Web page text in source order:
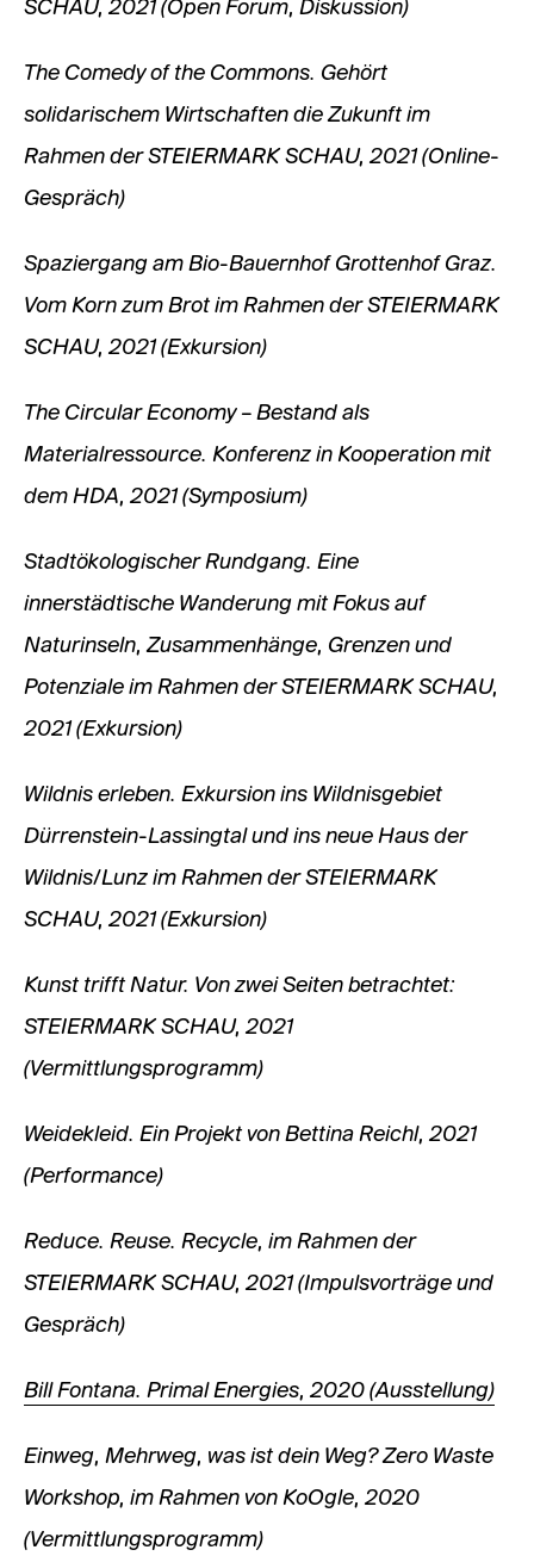
SCHAU, 2021 (Open Forum, Diskussion)
The Comedy of the Commons. Gehört
solidarischem Wirtschaften die Zukunft im
Rahmen der STEIERMARK SCHAU, 2021 (Online-
Gespräch)
Spaziergang am Bio-Bauernhof Grottenhof Graz.
Vom Korn zum Brot im Rahmen der STEIERMARK
SCHAU, 2021 (Exkursion)
The Circular Economy – Bestand als
Materialressource. Konferenz in Kooperation mit
dem HDA, 2021 (Symposium)
Stadtökologischer Rundgang. Eine
innerstädtische Wanderung mit Fokus auf
Naturinseln, Zusammenhänge, Grenzen und
Potenziale im Rahmen der STEIERMARK SCHAU,
2021 (Exkursion)
Wildnis erleben. Exkursion ins Wildnisgebiet
Dürrenstein-Lassingtal und ins neue Haus der
Wildnis/Lunz im Rahmen der STEIERMARK
SCHAU, 2021 (Exkursion)
Kunst trifft Natur. Von zwei Seiten betrachtet:
STEIERMARK SCHAU, 2021
(Vermittlungsprogramm)
Weidekleid. Ein Projekt von Bettina Reichl, 2021
(Performance)
Reduce. Reuse. Recycle, im Rahmen der
STEIERMARK SCHAU, 2021 (Impulsvorträge und
Gespräch)
Bill Fontana. Primal Energies, 2020 (Ausstellung)
Einweg, Mehrweg, was ist dein Weg? Zero Waste
Workshop, im Rahmen von KoOgle, 2020
(Vermittlungsprogramm)